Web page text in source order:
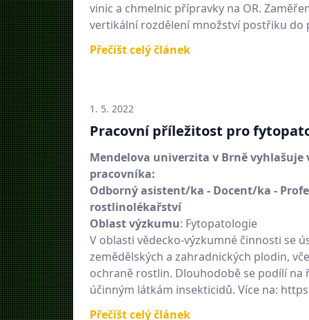
vinic a chmelnic přípravky na OR.
vertikální rozdělení množství postřiku
Přečíšt celý článek
1. 5. 2022
Pracovní příležitost pro
Mendelova univerzita v Brně
pracovníka:
Odborný asistent/ka - Docent/ka -
rostlinolékařství
Oblast výzkumu: Fytopatologie
V oblasti vědecko-výzkumné činnosti se
zemědělských a zahradnických plodin,
ochraně rostlin. Dlouhodobě se podílí
účinným látkám insekticidů. Více na:
Přečíšt celý článek